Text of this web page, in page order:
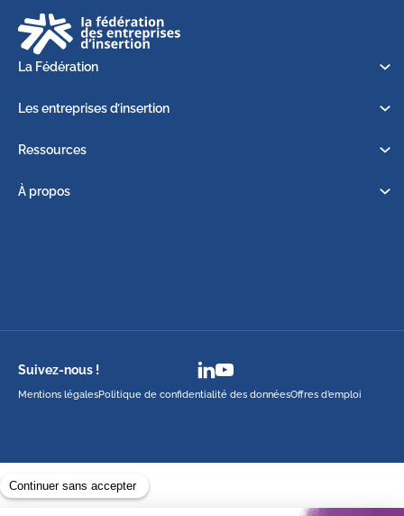
La Fédération
Les entreprises d’insertion
Ressources
À propos
Suivez-nous !
Mentions légalesPolitique de confidentialité des donnéesOffres d’emploi